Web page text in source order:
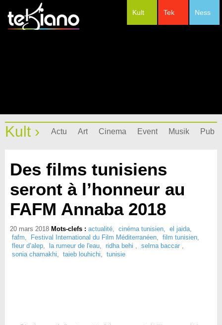
Ness
Tek
Kult
Kult › Actu Art Cinema Event Musik Pub
Des films tunisiens
seront à l’honneur au
FAFM Annaba 2018
20 mars 2018 Mots-clefs : actualité, cinéma tunisien, el jaida,
fafm, Festival International du Film Méditerranéen, film tunisien,
fleur d’alep, la rumeur de l'eau, ridha behi , selma baccar ,
sonia chamakhi, taieb louhichi, tunisie